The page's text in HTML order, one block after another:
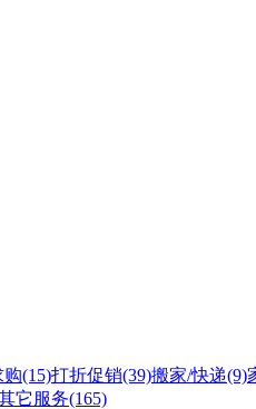
购(15)打折促销(39)搬家/快递(9)
它服务(165)